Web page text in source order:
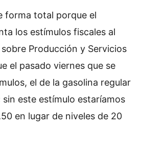
forma total porque el
los estímulos fiscales al
Producción y Servicios
el pasado viernes que se
el de la gasolina regular
este estímulo estaríamos
en lugar de niveles de 20